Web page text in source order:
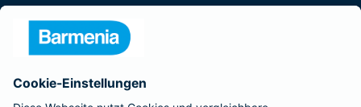
Barmenia ist Teil der BarmeniaGothaer